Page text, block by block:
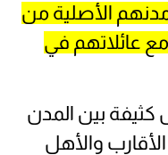
مدنهم الأصلية من
عائلاتهم في
كثيفة بين المدن
الأقارب والأهل